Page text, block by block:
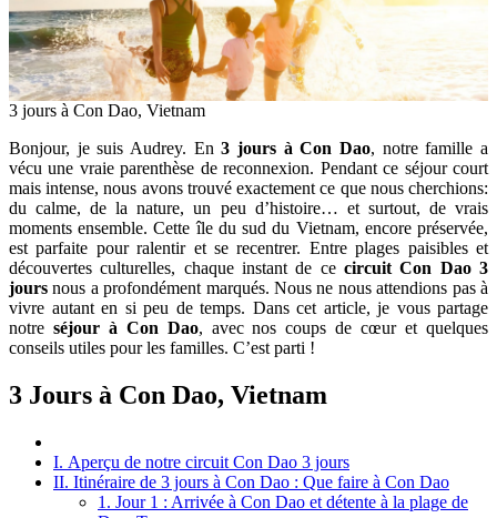
3 jours à Con Dao, Vietnam
Bonjour, je suis Audrey. En3 jours à Con Dao, notre famille a
vécu une vraie parenthèse de reconnexion. Pendant ce séjour court
mais intense, nous avons trouvé exactement ce que nous cherchions:
du calme, de la nature, un peu d’histoire… et surtout, de vrais
moments ensemble. Cette île du sud du Vietnam, encore préservée,
est parfaite pour ralentir et se recentrer. Entre plages paisibles et
découvertes culturelles, chaque instant de ce circuit Con Dao 3
jours nous a profondément marqués. Nous ne nous attendions pas à
vivre autant en si peu de temps. Dans cet article, je vous partage
notre séjour à Con Dao, avec nos coups de cœur et quelques
conseils utiles pour les familles. C’est parti !
3 Jours à Con Dao, Vietnam
I. Aperçu de notre circuit Con Dao 3 jours
II. Itinéraire de 3 jours à Con Dao : Que faire à Con Dao
1. Jour 1 : Arrivée à Con Dao et détente à la plage de